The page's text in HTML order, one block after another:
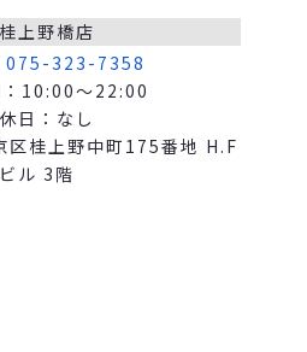
上野橋店
075-323-7358
：10:00～22:00
日：なし
区桂上野中町175番地 H.F
ビル 3階